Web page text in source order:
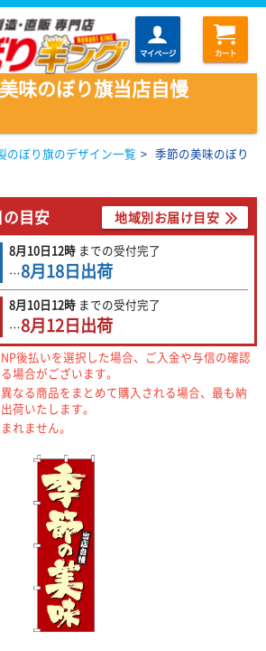
マイページ カート
味のぼり旗当店自慢
のぼり旗のデザイン一覧 > 季節の美味のぼり
目安 地域別お届け目安
8月10日12時 までの受付完了
…8月18日出荷
8月10日12時 までの受付完了
…8月12日出荷
後払いを選択した場合、ご入金や与信の確認
場合がございます。
なる商品をまとめて購入される場合、最も納
荷いたします。
れません。